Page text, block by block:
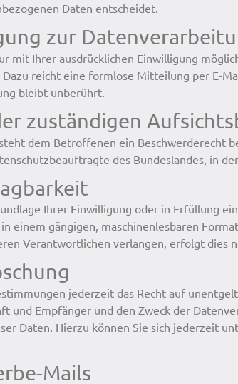
Daten entscheidet.
zur
mit Ihrer ausdrücklichen Einwilligung
reicht eine formlose Mitteilung per E-
bleibt unberührt.
zuständigen
dem Betroffenen ein Beschwerderecht
des Bundeslandes, in
Ihrer Einwilligung oder in Erfüllung
einem gängigen, maschinenlesbaren
Verantwortlichen verlangen, erfolgt dies
jederzeit das Recht auf
und Empfänger und den Zweck der
Daten. Hierzu können Sie sich jederzeit
Mails